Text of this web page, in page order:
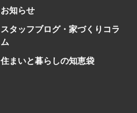
お知らせ
スタッフブログ・家づくりコラ
ム
住まいと暮らしの知恵袋